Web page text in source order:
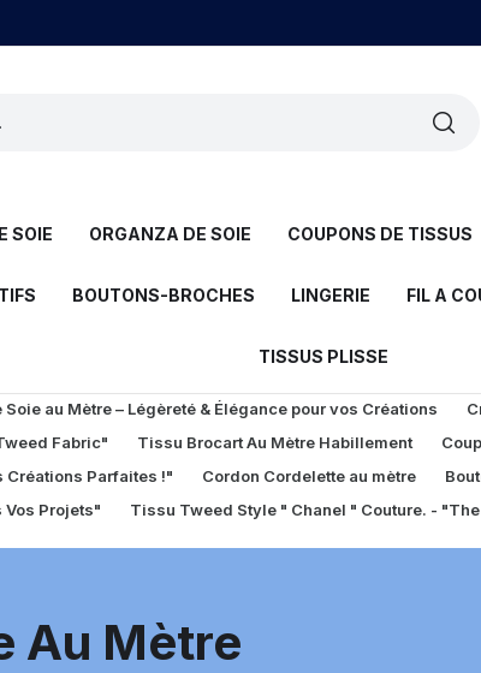
SOIE ORGANZA DE SOIE COUPONS DE TISSUS
BOUTONS-BROCHES LINGERIE FIL A
TISSUS PLISSE
au Mètre – Légèreté & Élégance pour vos Créations
Fabric"
Tissu Brocart Au Mètre Habillement
Créations Parfaites !"
Cordon Cordelette au mètre
Projets"
Tissu Tweed Style " Chanel " Couture. -
Au Mètre